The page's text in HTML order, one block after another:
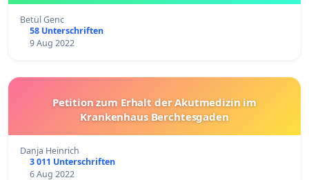
Betül Genc
58 Unterschriften
9 Aug 2022
Petition zum Erhalt der Akutmedizin im
Krankenhaus Berchtesgaden
Danja Heinrich
3 011 Unterschriften
6 Aug 2022